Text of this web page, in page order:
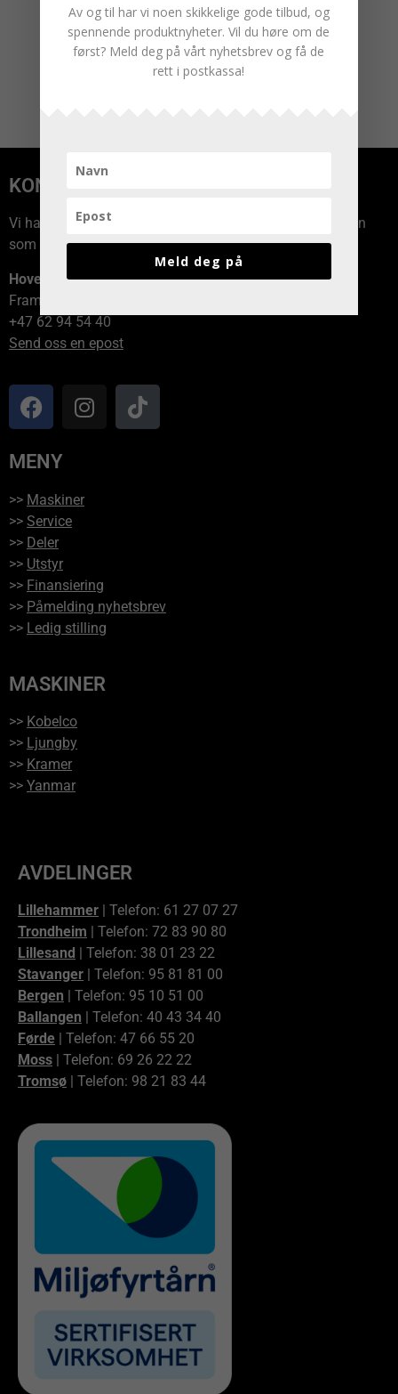
KONTAKT OSS
Vi har avdelinger over hele Norge, kontakt den avdelingen
som er nærmest deg!
Hovedkontor
Framvegen 2, 2264 Grinder
+47 62 94 54 40
Send oss en epost
MENY
>> Maskiner
>> Service
>> Deler
>> Utstyr
>> Finansiering
>> Påmelding nyhetsbrev
>> Ledig stilling
MASKINER
>> Kobelco
>> Ljungby
>> Kramer
>> Yanmar
AVDELINGER
Lillehammer | Telefon: 61 27 07 27
Trondheim | Telefon: 72 83 90 80
Lillesand | Telefon: 38 01 23 22
Stavanger | Telefon: 95 81 81 00
Bergen | Telefon: 95 10 51 00
Ballangen | Telefon: 40 43 34 40
Førde | Telefon: 47 66 55 20
Moss | Telefon: 69 26 22 22
Tromsø | Telefon: 98 21 83 44
Av og til har vi noen skikkelige gode tilbud, og
spennende produktnyheter. Vil du høre om de
først? Meld deg på vårt nyhetsbrev og få de
rett i postkassa!
Meld deg på